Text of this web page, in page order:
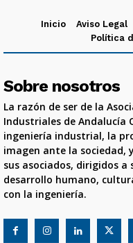
Inicio Aviso Legal
Política
Sobre nosotros
La razón de ser de la
Industriales de Andalucía
ingeniería industrial, la
imagen ante la sociedad,
sus asociados, dirigidos a
desarrollo humano,
con la ingeniería.